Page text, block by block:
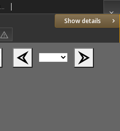
Show details
Gazeta Polska: codzienne pismo polsko-katolickie dla wszystkich stanów 1927.09.16 R.31 Nr212